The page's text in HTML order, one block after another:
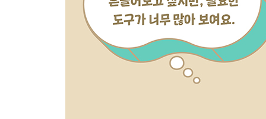
Chapter 5. 이렇게까지 섞는 방법이 다르다고? 칵
스터 칵테일 20종
Column 3 [마스터의 히스토리-전편]